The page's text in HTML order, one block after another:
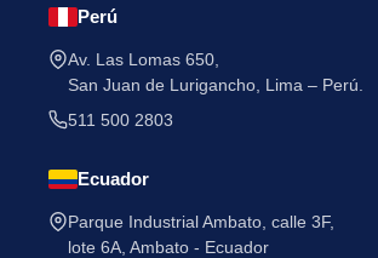
Perú
Av. Las Lomas 650,
San Juan de Lurigancho, Lima – Perú.
511 500 2803
Ecuador
Parque Industrial Ambato, calle 3F,
lote 6A, Ambato - Ecuador